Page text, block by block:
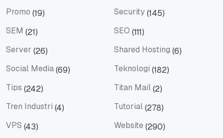
Promo (19) Security(145)
SEM (21) SEO (111)
Server (26) Shared Hosting (6)
Social Media(69) Teknologi (182)
Tips (242) Titan Mail(2)
Tren Industri (4) Tutorial(278)
VPS (43) Website (290)